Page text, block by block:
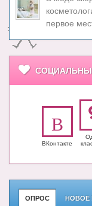
первое
ВКонтакте
ОПРОС НОВОЕ